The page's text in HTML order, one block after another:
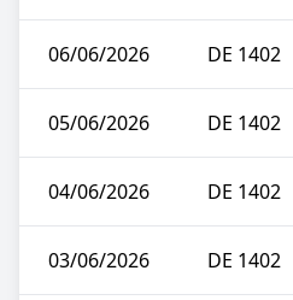
06/06/2026 DE 1402
05/06/2026 DE 1402
04/06/2026 DE 1402
03/06/2026 DE 1402